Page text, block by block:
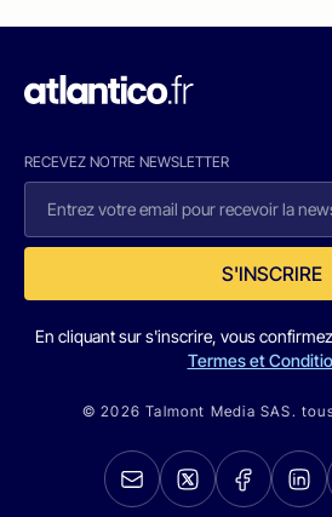
RECEVEZ NOTRE NEWSLETTER
S'INSCRIRE
En cliquant sur s'inscrire, vous
Termes et
© 2026 Talmont Media SAS.